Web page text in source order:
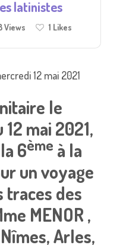
latinistes
Views 1 Likes
12 mai 2021
le
12 mai 2021,
6ème à la
un voyage
traces des
MENOR ,
Arles,